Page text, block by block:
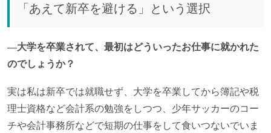
「あえて新卒を避ける」という選択
―大学を卒業されて、最初はどういったお仕事に就かれた
のでしょうか？
実は私は新卒では就職せず、大学を卒業してから簿記や税
理士資格など会計系の勉強をしつつ、少年サッカーのコー
チや会計事務所などで短期の仕事をして食いつないでいま